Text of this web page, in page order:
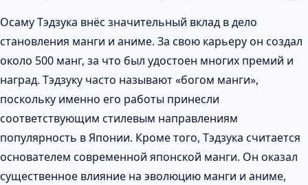
Осаму Тэдзука внёс значительный вклад в дело
становления манги и аниме. За свою карьеру он создал
около 500 манг, за что был удостоен многих премий и
наград. Тэдзуку часто называют «богом манги»,
поскольку именно его работы принесли
соответствующим стилевым направлениям
популярность в Японии. Кроме того, Тэдзука считается
основателем современной японской манги. Он оказал
существенное влияние на эволюцию манги и аниме,